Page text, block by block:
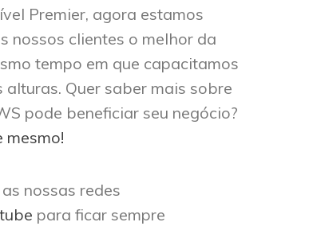
Premier, agora estamos
nossos clientes o melhor da
tempo em que capacitamos
Quer saber mais sobre
pode beneficiar seu negócio?
mesmo!
nossas redes
para ficar sempre